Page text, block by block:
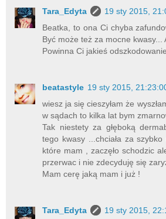
Tara_Edyta
19 sty 2015,
Beatka, to ona Ci chyba
Być może też za mocne kwasy...
Powinna Ci jakieś
beatastyle 19 sty 2015,
wiesz ja się cieszyłam że
w sądach to kilka lat bym
Tak niestety za głęboką
tego kwasy ...chciała za
które mam , zaczęło schodzic
przerwac i nie zdecyduję się
Mam cerę jaką mam i już !
Tara_Edyta 19 sty 2015,